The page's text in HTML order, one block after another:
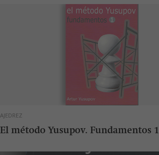
AJEDREZ
El método Yusupov. Fundamentos 1